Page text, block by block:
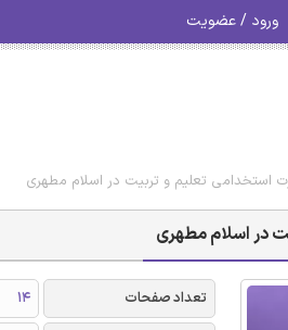
ورود / عضویت
استخدامی تعلیم و تربیت در اسلام مطهری
در اسلام مطهری
تعداد صفحات 14